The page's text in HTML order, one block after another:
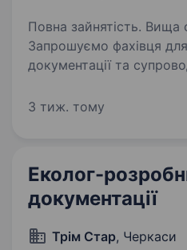
Повна зайнятість. Вища
Запрошуємо фахівця
документації та
за напрямом «Екологія»
3 тиж. тому
Еколог-
документації
Трім Стар, Черкаси